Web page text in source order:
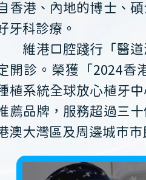
香港、內地的博士、
牙科診療。
維港口腔踐行「醫
開診。榮獲「2024香
植系統全球放心植牙
薦品牌，服務超過三
澳大灣區及周邊城市市